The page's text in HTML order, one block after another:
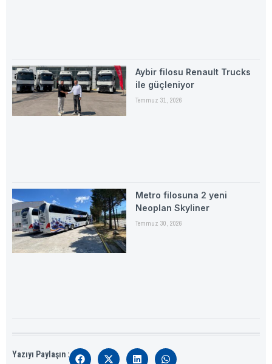
Aybir filosu Renault Trucks
ile güçleniyor
Temmuz 31, 2026
Metro filosuna 2 yeni
Neoplan Skyliner
Temmuz 30, 2026
Yazıyı Paylaşın :